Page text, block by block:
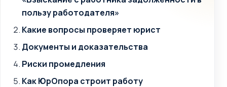
пользу работодателя»
Какие вопросы проверяет юрист
Документы и доказательства
Риски промедления
Как ЮрОпора строит работу